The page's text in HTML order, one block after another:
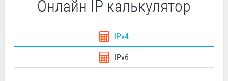
Онлайн IP калькулятор
IPv4
IPv6